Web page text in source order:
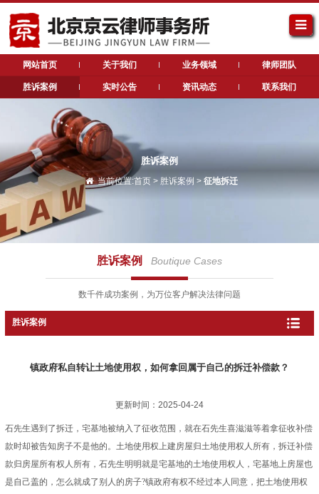
网站首页 关于我们 业务领域 律师团队
胜诉案例 实时公告 资讯动态 联系我们
胜诉案例
当前位置:首页> 胜诉案例 > 征地拆迁
胜诉案例 Boutique Cases
数千件成功案例，为万位客户解决法律问题
胜诉案例
镇政府私自转让土地使用权，如何拿回属于自己的拆迁补偿款？
更新时间：2025-04-24
石先生遇到了拆迁，宅基地被纳入了征收范围，就在石先生喜滋滋等着拿征收补偿
款时却被告知房子不是他的。土地使用权上建房屋归土地使用权人所有，拆迁补偿
款归房屋所有权人所有，石先生明明就是宅基地的土地使用权人，宅基地上房屋也
是自己盖的，怎么就成了别人的房子?镇政府有权不经过本人同意，把土地使用权